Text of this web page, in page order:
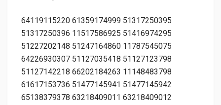
64119115220 61359174999 51317250395
51317250396 11517586925 51416974295
51227202148 51247164860 11787545075
64226930307 51127035418 51127123798
51127142218 66202184263 11148483798
61617153736 51477145941 51477145942
65138379378 63218409011 63218409012